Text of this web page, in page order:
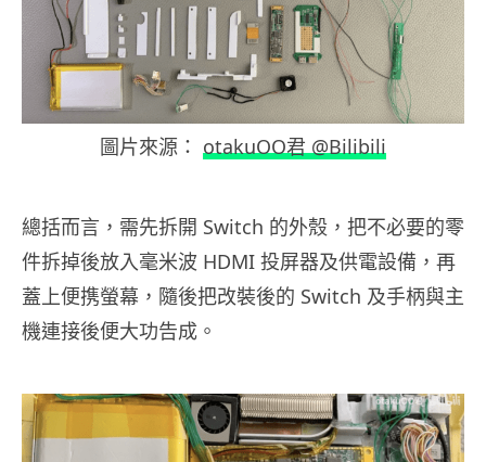
圖片來源： otakuOO君 @Bilibili
總括而言，需先拆開 Switch 的外殼，把不必要的零
件拆掉後放入毫米波 HDMI 投屏器及供電設備，再
蓋上便携螢幕，隨後把改裝後的 Switch 及手柄與主
機連接後便大功告成。